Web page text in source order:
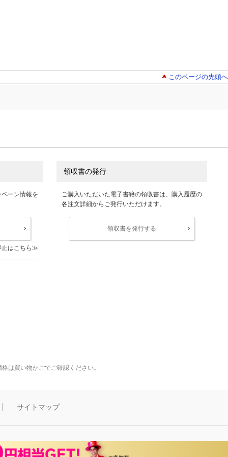
このページの先頭へ
ーン情報を
はこちら
領収書の発行
ご購入いただいた電子書籍の領収書は、購入履歴の
各注文詳細からご発行いただけます。
領収書を発行する
は買い物かごでご確認ください。
サイトマップ